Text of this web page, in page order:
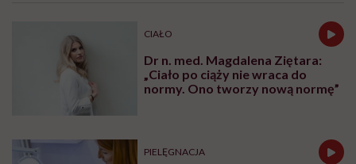
CIAŁO
Dr n. med. Magdalena Ziętara:
„Ciało po ciąży nie wraca do
normy. Ono tworzy nową normę”
PIELĘGNACJA